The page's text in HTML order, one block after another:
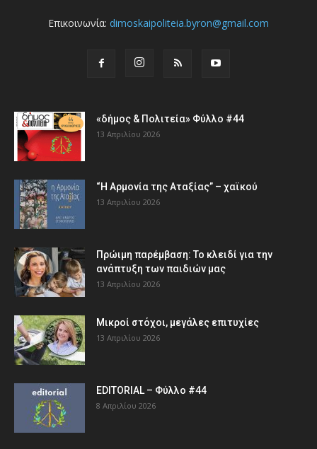
Επικοινωνία: dimoskaipoliteia.byron@gmail.com
«δήμος & Πολιτεία» Φύλλο #44
13 Απριλίου 2026
“Η Αρμονία της Αταξίας” – χαϊκού
13 Απριλίου 2026
Πρώιμη παρέμβαση: Το κλειδί για την
ανάπτυξη των παιδιών µας
13 Απριλίου 2026
Μικροί στόχοι, μεγάλες επιτυχίες
13 Απριλίου 2026
EDITORIAL – Φύλλο #44
8 Απριλίου 2026